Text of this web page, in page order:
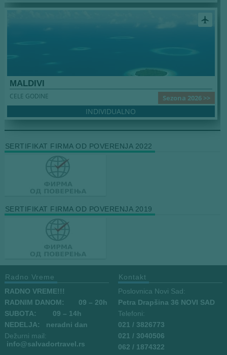
airplanemode_active
MALDIVI
Sezona 2026 >>
CELE GODINE
INDIVIDUALNO
SERTIFIKAT FIRMA OD POVERENJA 2022
SERTIFIKAT FIRMA OD POVERENJA 2019
Radno Vreme
RADNO VREME!!!
RADNIM DANOM:
09 – 20h
SUBOTA: 09 – 14h
NEDELJA: neradni dan
Dežurni mail:
info@salvadortravel.rs
Kontakt
Poslovnica Novi Sad:
Petra Drapšina 36 NOVI SAD
Telefoni:
021 / 3826773
021 / 3040506
062 / 1874322